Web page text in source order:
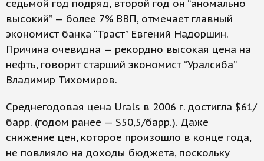
седьмой год подряд, второй год он “аномально
высокий” — более 7% ВВП, отмечает главный
экономист банка “Траст” Евгений Надоршин.
Причина очевидна — рекордно высокая цена на
нефть, говорит старший экономист “Уралсиба”
Владимир Тихомиров.
Среднегодовая цена Urals в 2006 г. достигла $61/
барр. (годом ранее — $50,5/барр.). Даже
снижение цен, которое произошло в конце года,
не повлияло на доходы бюджета, поскольку